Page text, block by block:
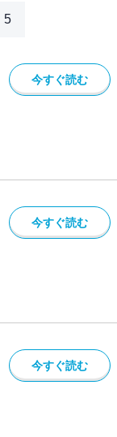
5
今すぐ読む
今すぐ読む
今すぐ読む